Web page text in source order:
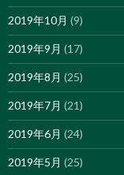
2019年10月 (9)
2019年9月 (17)
2019年8月 (25)
2019年7月 (21)
2019年6月 (24)
2019年5月 (25)